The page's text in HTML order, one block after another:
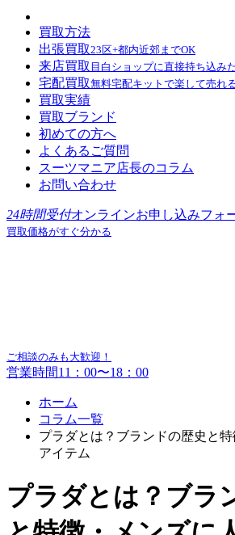
買取方法
出張買取23区+都内近郊までOK
来店買取 目白ショップに直接持ち込み
宅配買取無料宅配キットで楽して売れ
買取実績
買取ブランド
初めての方へ
よくあるご質問
スーツマニア店長のコラム
お問い合わせ
24時間受付オンラインお申し込みフォ
買取価格がすぐ分かる
ご相談のみも大歓迎！
営業時間11：00〜18：00
ホーム
コラム一覧
プラダとは？ブランドの歴史と
アイテム
プラダとは？ブラ